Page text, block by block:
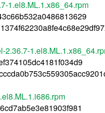
1.el8.ML.1.x86_64.rpm
2.36.7-